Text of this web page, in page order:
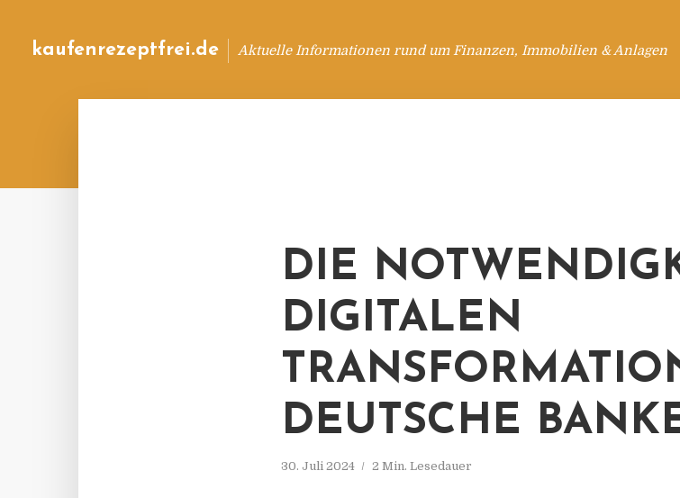
kaufenrezeptfrei.de Aktuelle Informationen rund um Finanzen, Immobilien & Anlagen
DIE
DIGITALEN
DEUTSCHE
30. Juli 2024 2 Min. Lesedauer